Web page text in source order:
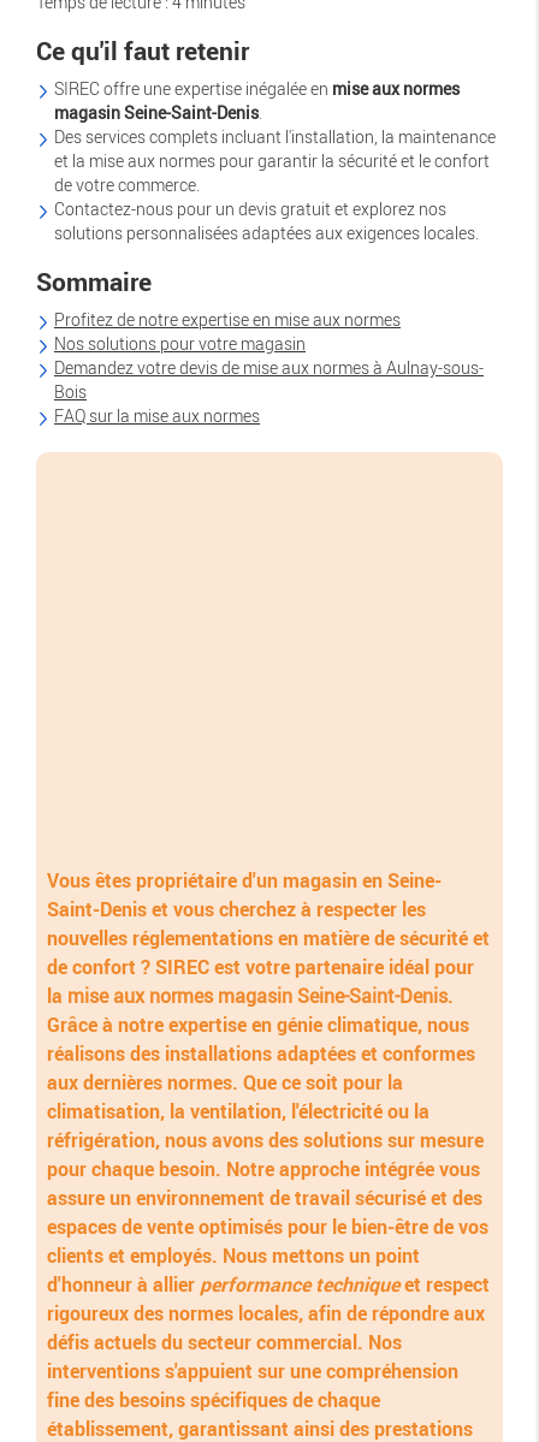
Ce qu'il faut retenir
SIREC offre une expertise inégalée en mise aux normes
magasin Seine-Saint-Denis.
Des services complets incluant l'installation, la maintenance
et la mise aux normes pour garantir la sécurité et le confort
de votre commerce.
Contactez-nous pour un devis gratuit et explorez nos
solutions personnalisées adaptées aux exigences locales.
Sommaire
Profitez de notre expertise en mise aux normes
Nos solutions pour votre magasin
Demandez votre devis de mise aux normes à Aulnay-sous-
Bois
FAQ sur la mise aux normes
Vous êtes propriétaire d'un magasin en Seine-
Saint-Denis et vous cherchez à respecter les
nouvelles réglementations en matière de sécurité et
de confort ? SIREC est votre partenaire idéal pour
la mise aux normes magasin Seine-Saint-Denis.
Grâce à notre expertise en génie climatique, nous
réalisons des installations adaptées et conformes
aux dernières normes. Que ce soit pour la
climatisation, la ventilation, l'électricité ou la
réfrigération, nous avons des solutions sur mesure
pour chaque besoin. Notre approche intégrée vous
assure un environnement de travail sécurisé et des
espaces de vente optimisés pour le bien-être de vos
clients et employés. Nous mettons un point
d'honneur à allier performance techniqueet respect
rigoureux des normes locales, afin de répondre aux
défis actuels du secteur commercial. Nos
interventions s'appuient sur une compréhension
fine des besoins spécifiques de chaque
établissement, garantissant ainsi des prestations